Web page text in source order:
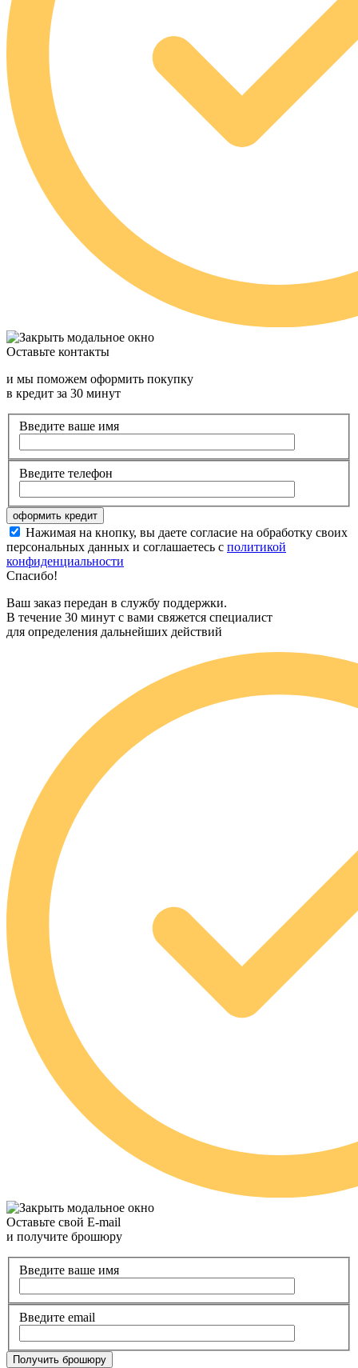
Оставьте контакты
и мы поможем оформить покупку
в кредит за 30 минут
Введите ваше имя
Введите телефон
Нажимая на кнопку, вы даете согласие на обработку своих
персональных данных и соглашаетесь с политикой
конфиденциальности
Спасибо!
Ваш заказ передан в службу поддержки.
В течение 30 минут с вами свяжется специалист
для определения дальнейших действий
Оставьте свой E-mail
и получите брошюру
Введите ваше имя
Введите email